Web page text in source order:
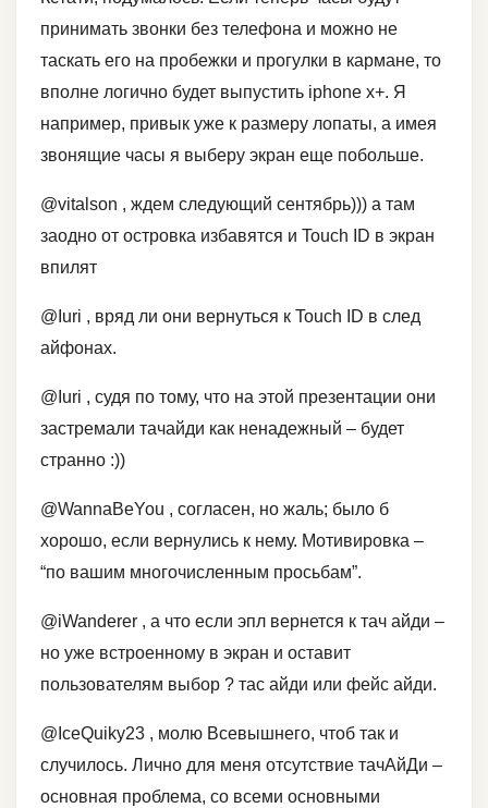
принимать звонки без телефона и можно не
таскать его на пробежки и прогулки в кармане, то
вполне логично будет выпустить iphone x+. Я
например, привык уже к размеру лопаты, а имея
звонящие часы я выберу экран еще побольше.
@vitalson , ждем следующий сентябрь))) а там
заодно от островка избавятся и Touch ID в экран
впилят
@Iuri , вряд ли они вернуться к Touch ID в след
айфонах.
@Iuri , судя по тому, что на этой презентации они
застремали тачайди как ненадежный – будет
странно :))
@WannaBeYou , согласен, но жаль; было б
хорошо, если вернулись к нему. Мотивировка –
“по вашим многочисленным просьбам”.
@iWanderer , а что если эпл вернется к тач айди –
но уже встроенному в экран и оставит
пользователям выбор ? тас айди или фейс айди.
@IceQuiky23 , молю Всевышнего, чтоб так и
случилось. Лично для меня отсутствие тачАйДи –
основная проблема, со всеми основными